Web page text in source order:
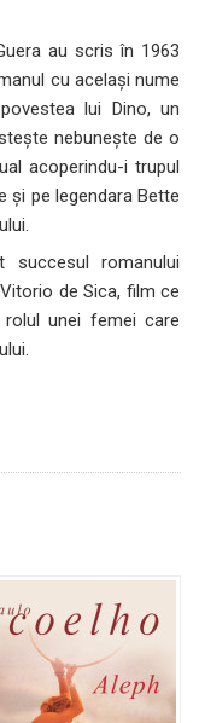
au scris în 1963
cu acelaşi nume
lui Dino, un
nebuneşte de o
acoperindu-i trupul
şi pe legendara Bette
romanului
de Sica, film ce
unei femei care